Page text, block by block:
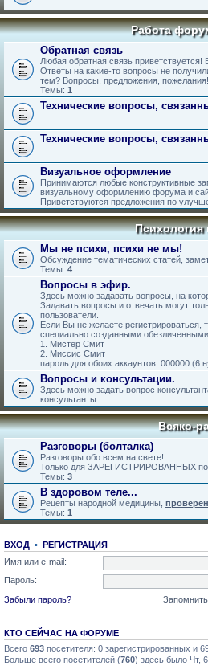
Работа
Обратная связь
Любая обратная связь
Ответы на какие-то вопросы не
тем? Вопросы, предложения, пожелания!
Темы: 1
Технические вопросы,
Технические вопросы,
Визуальное оформление
Принимаются любые конструктивные
визуальному оформлению форума и
Приветствуются предложения по
Психология
Мы не психи, психи не мы!
Обсуждение тематических статей,
Темы: 4
Вопросы в эфир.
Здесь можно задавать вопросы, на
Задавать вопросы и отвечать могут
пользователи.
Если Вы не желаете регистрироваться,
специально созданными
1. Мистер Смит
2. Миссис Смит
пароль для обоих аккаунтов: 000000 (6
Вопросы и консультации.
Здесь можно задать вопрос
консультанты.
Всяко-
Разговоры (болталка)
Разговоры обо всем на свете!
Только для ЗАРЕГИСТРИРОВАННЫХ
Темы: 3
В здоровом теле...
Рецепты народной медицины,
Темы: 1
ВХОД • РЕГИСТРАЦИЯ
Имя или e-mail:
Пароль:
Забыли пароль?
КТО СЕЙЧАС НА ФОРУМЕ
Всего 693 посетителя: 0 зарегистрированных и
Больше всего посетителей (760) здесь было Чт,